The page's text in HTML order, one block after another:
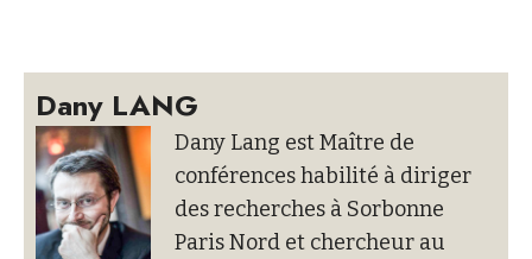
Dany LANG
Dany Lang est Maître de
conférences habilité à diriger
des recherches à Sorbonne
Paris Nord et chercheur au